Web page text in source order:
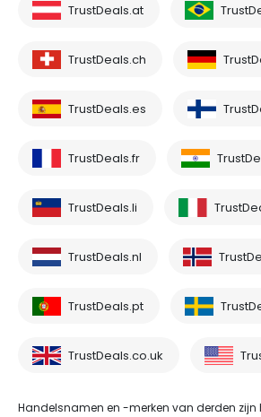
TrustDeals.at
TrustDeals.ch
TrustDeals.es
TrustDeals.fr
TrustDeals.li
TrustDeals.nl
TrustDeals.pt
TrustDeals.co.uk
Handelsnamen en -merken van derden